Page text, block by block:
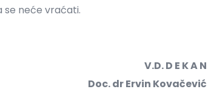
se neće vraćati.
V.D. D E K A N
Doc. dr Ervin Kovačević